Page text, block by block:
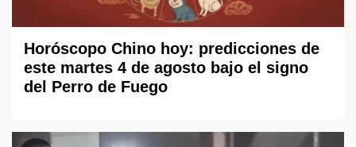
Horóscopo Chino hoy: predicciones de
este martes 4 de agosto bajo el signo
del Perro de Fuego